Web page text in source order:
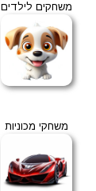
משחקים לילדים
משחקי מכוניות